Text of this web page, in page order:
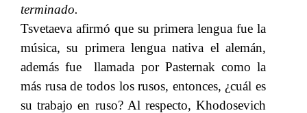
terminado.
Tsvetaeva afirmó que su primera lengua fue la
música, su primera lengua nativa el alemán,
además fue llamada por Pasternak como la
más rusa de todos los rusos, entonces, ¿cuál es
su trabajo en ruso? Al respecto, Khodosevich